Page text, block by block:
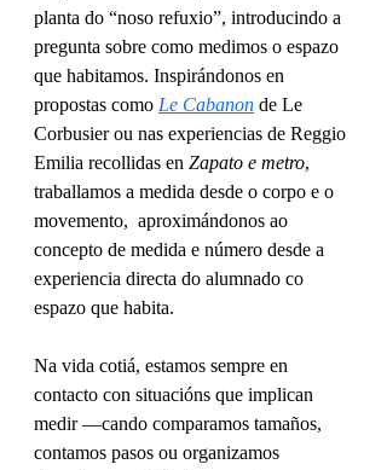
planta do “noso refuxio”, introducindo a
pregunta sobre como medimos o espazo
que habitamos. Inspirándonos en
propostas como Le Cabanon de Le
Corbusier ou nas experiencias de Reggio
Emilia recollidas en Zapato e metro,
traballamos a medida desde o corpo e o
movemento,  aproximándonos ao
concepto de medida e número desde a
experiencia directa do alumnado co
espazo que habita.
Na vida cotiá, estamos sempre en
contacto con situacións que implican
medir —cando comparamos tamaños,
contamos pasos ou organizamos